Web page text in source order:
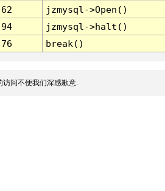
62
jzmysql->Open()
94
jzmysql->halt()
76 break()
问不便我们深感歉意.